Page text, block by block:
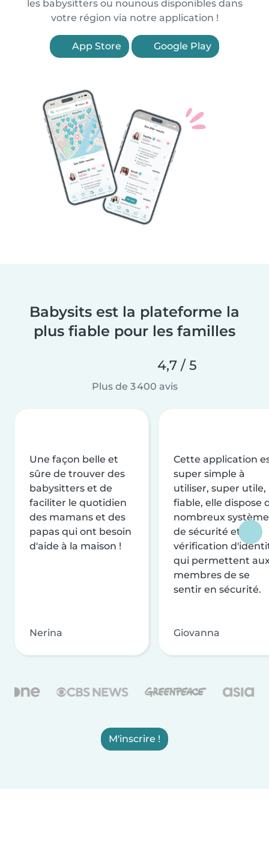
les babysitters ou nounous disponibles dans
votre région via notre application !
App Store Google Play
Babysits est la plateforme la
plus fiable pour les familles
4,7 / 5
Plus de 3 400 avis
Une façon belle et
sûre de trouver des
babysitters et de
faciliter le quotidien
des mamans et des
papas qui ont besoin
d'aide à la maison !
Nerina
Cette application
super simple à
utiliser, super utile,
fiable, elle dispose
nombreux
de sécurité et de
vérification
qui permettent
membres de se
sentir en sécurité.
Giovanna
M'inscrire !